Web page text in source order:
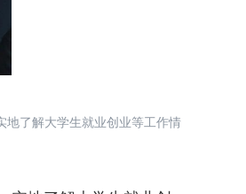
地了解大学生就业创业等工作情